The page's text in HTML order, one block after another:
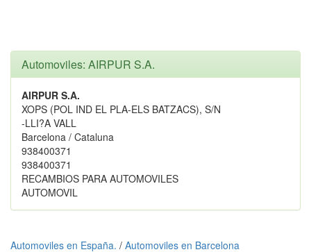
Automoviles: AIRPUR S.A.
AIRPUR S.A.
XOPS (POL IND EL PLA-ELS BATZACS), S/N
-LLI?A VALL
Barcelona / Cataluna
938400371
938400371
RECAMBIOS PARA AUTOMOVILES
AUTOMOVIL
Automoviles en España. / Automoviles en Barcelona